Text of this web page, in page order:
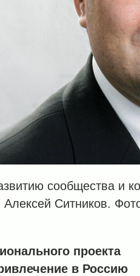
сообщества и
Ситников.
проекта
в Россию